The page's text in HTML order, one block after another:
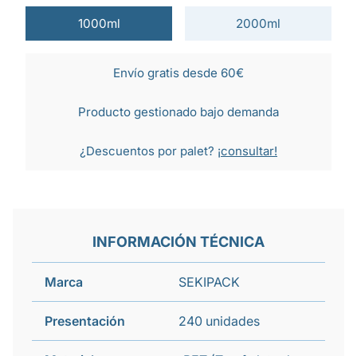
1000ml 2000ml
Envío gratis desde 60€
Producto gestionado bajo demanda
¿Descuentos por palet? ¡consultar!
INFORMACIÓN TÉCNICA
Marca SEKIPACK
Presentación 240 unidades